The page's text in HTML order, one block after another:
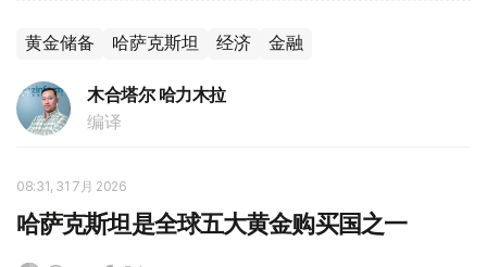
黄金储备 哈萨克斯坦 经济 金融
木合塔尔 哈力木拉
编译
08:31, 31 7月 2026
哈萨克斯坦是全球五大黄金购买国之一